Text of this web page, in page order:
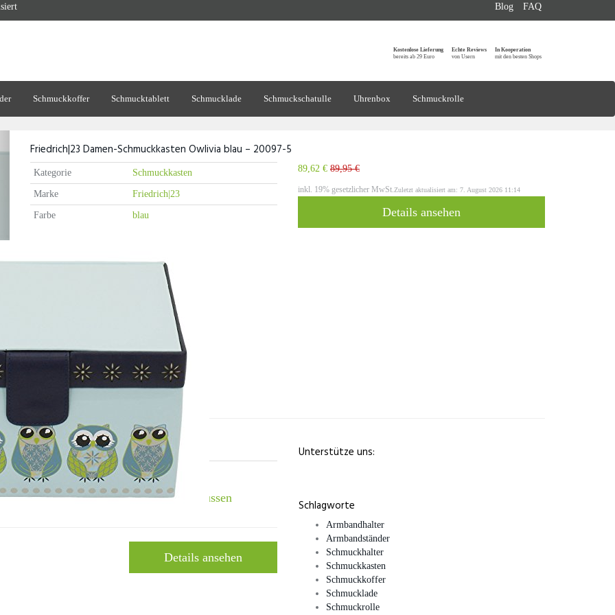
Blog FAQ
Kostenlose Lieferung
bereits ab 29 Euro
Echte Reviews
von Usern
In Kooperation
mit den besten Shops
Schmuckkoffer Schmucktablett Schmucklade Schmuckschatulle Uhrenbox Schmuckrolle
Friedrich|23 Damen-Schmuckkasten Owlivia blau – 20097-5
89,62 € 89,95 €
inkl. 19% gesetzlicher MwSt.Zuletzt aktualisiert am: 7. August 2026 11:14
Details ansehen
Kategorie Schmuckkasten
Marke Friedrich|23
Farbe blau
tweeten plussen
Details ansehen
Unterstütze uns:
Schlagworte
Armbandhalter
Armbandständer
Schmuckhalter
Schmuckkasten
Schmuckkoffer
Schmucklade
Schmuckrolle